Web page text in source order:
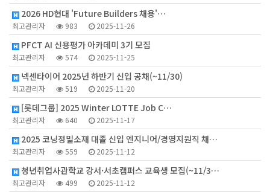
2026 HD현대 'Future Builders 채용'…
최고관리자 983 2025-11-26
PFCT AI 신용평가 아카데미 3기 모집
최고관리자 574 2025-11-25
넥센타이어 2025년 하반기 신입 공채(~11/30)
최고관리자 519 2025-11-20
[롯데그룹] 2025 Winter LOTTE Job C…
최고관리자 640 2025-11-17
2025 코닝정밀소재 대졸 신입 엔지니어/경영지원직 채…
최고관리자 559 2025-11-12
청년취업사관학교 강서·서초캠퍼스 교육생 모집(~11/3…
최고관리자 499 2025-11-12